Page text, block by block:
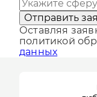
Отправить
Оставляя
политикой
данных